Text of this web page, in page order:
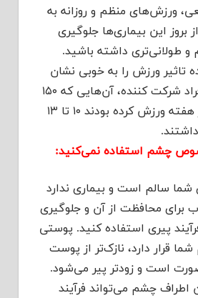
ورزش‌های منظم و روزانه به
این بیماری‌ها جلوگیری
و طولانی‌تری داشته باشید.
تاثیر ورزش را به خوبی نشان
داده اند. از بین افراد شرکت کننده، آن‌هایی که ۱۵۰
دقیقه یا بیشتر در هفته ورزش کرده بودند ۱۰ تا ۱۳
سالم است و بیماری ندارد
برای محافظت از آن و جلوگیری
پیری استفاده کنید. پوستی
قرار دارد، نازک‌تر از پوست
است و زودتر پیر می‌شود.
چشم می‌تواند فرآیند